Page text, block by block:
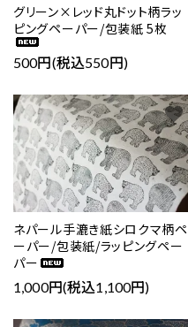
グリーン×レッド丸ドット柄ラッ
ピングペーパー/包装紙 5枚
500円(税込550円)
ネパール手漉き紙シロクマ柄ペ
ーパー/包装紙/ラッピングペー
パー
1,000円(税込1,100円)
favorite